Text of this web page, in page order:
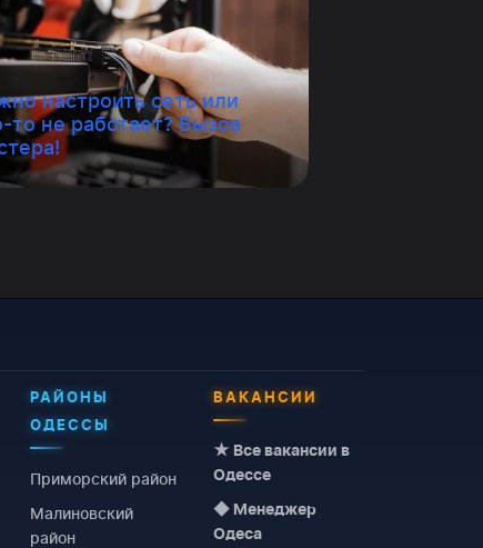
настроить сеть или
то не работает? Вызов
РАЙОНЫ
ОДЕССЫ
Приморский район
Малиновский
район
ВАКАНСИИ
★ Все вакансии в
Одессе
◆ Менеджер
Одеса